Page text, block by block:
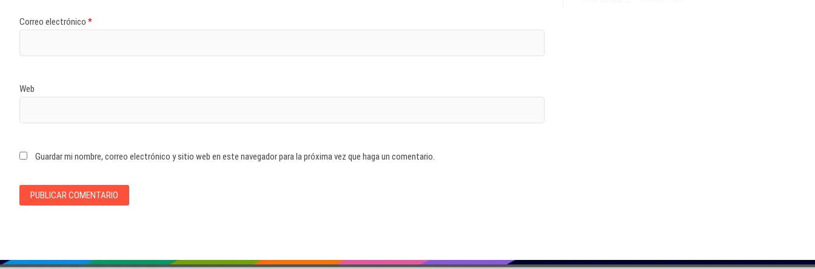
Correo electrónico *
Web
Guardar mi nombre, correo electrónico y sitio web en este navegador para la próxima vez que haga un comentario.